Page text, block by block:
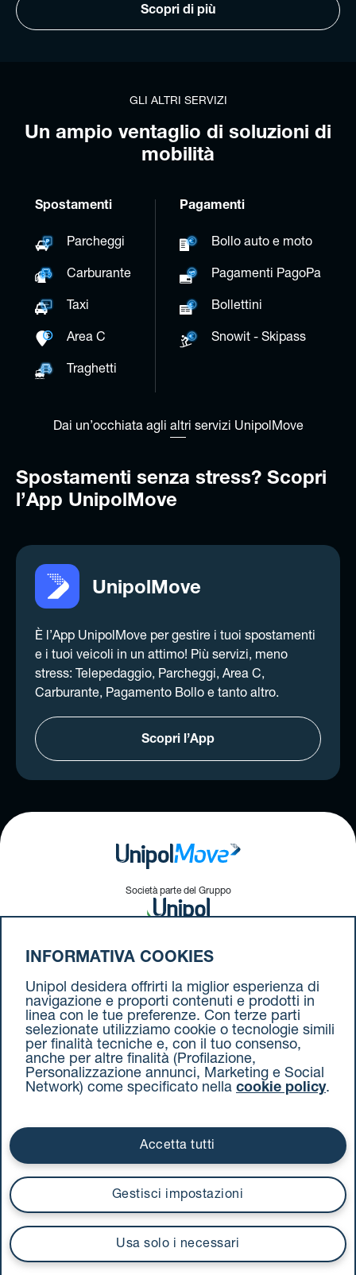
Scopri di più
GLI ALTRI SERVIZI
Un ampio ventaglio di soluzioni di
mobilità
Spostamenti
Parcheggi
Carburante
Taxi
Area C
Traghetti
Pagamenti
Bollo auto e moto
Pagamenti PagoPa
Bollettini
Snowit - Skipass
Dai un’occhiata agli altri servizi UnipolMove
Spostamenti senza stress? Scopri
l’App UnipolMove
UnipolMove
È l’App UnipolMove per gestire i tuoi spostamenti
e i tuoi veicoli in un attimo! Più servizi, meno
stress: Telepedaggio, Parcheggi, Area C,
Carburante, Pagamento Bollo e tanto altro.
Scopri l’App
Società parte del Gruppo
Il nostro percorso
Ci interessa la tua opinione
Parlano di noi
Verifica tutte le tratte attive
Calcola pedaggio
Accessibilità
Ti serve supporto?
Vieni a trovarci
INFORMATIVA COOKIES
Unipol desidera offrirti la miglior esperienza di
navigazione e proporti contenuti e prodotti in
linea con le tue preferenze. Con terze parti
selezionate utilizziamo cookie o tecnologie simili
per finalità tecniche e, con il tuo consenso,
anche per altre finalità (Profilazione,
Personalizzazione annunci, Marketing e Social
Network) come specificato nella cookie policy.
Usa solo i necessari
Gestisci impostazioni
Accetta tutti